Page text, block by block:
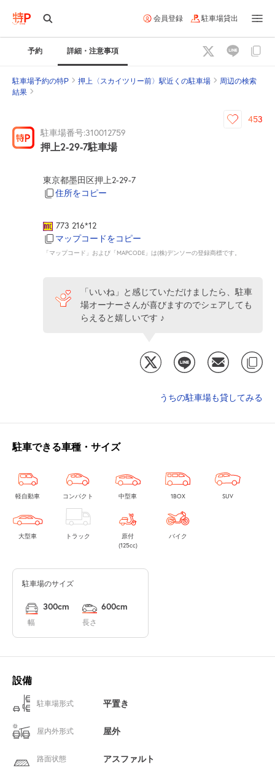
会員登録 駐車場貸出
予約 詳細・注意事項
駐車場予約の特P 押上〈スカイツリー前〉駅近くの駐車場
周辺の検索
結果
453
駐車場番号:310012759
押上2-29-7駐車場
東京都墨田区押上2-29-7
住所をコピー
773 216*12
マップコードをコピー
「マップコード」および「MAPCODE」は(株)デンソーの登録商標です。
「いいね」と感じていただけましたら、駐車
場オーナーさんが喜びますのでシェアしても
らえると嬉しいです ♪
うちの駐車場も貸してみる
駐車できる車種・サイズ
軽自動車 コンパクト 中型車 1BOX SUV
大型車 トラック
原付
(125cc)
バイク
駐車場のサイズ
幅
300cm
長さ
600cm
設備
駐車場形式 平置き
屋内外形式 屋外
路面状態 アスファルト